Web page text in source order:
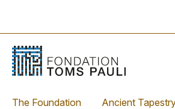
The Foundation
Ancient